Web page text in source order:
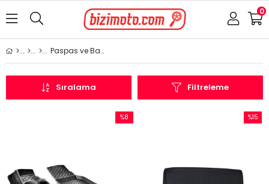
0
Paspas ve Bagaj Havuzu
Filtreleme
Sıralama
%8
%15